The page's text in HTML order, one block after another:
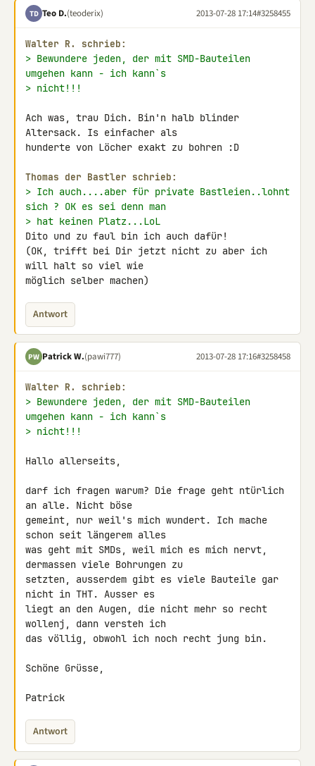
TD Teo D.(teoderix) 2013-07-28 17:14#3258455
Walter R. schrieb:
> Bewundere jeden, der mit SMD-Bauteilen
umgehen kann - ich kann`s
> nicht!!!
Ach was, trau Dich. Bin'n halb blinder
Altersack. Is einfacher als
hunderte von Löcher exakt zu bohren :D
Thomas der Bastler schrieb:
> Ich auch....aber für private Bastleien..lohnt
sich ? OK es sei denn man
> hat keinen Platz...LoL
Dito und zu faul bin ich auch dafür!
(OK, trifft bei Dir jetzt nicht zu aber ich
will halt so viel wie
möglich selber machen)
Antwort
PW Patrick W.(pawi777) 2013-07-28 17:16#3258458
Walter R. schrieb:
> Bewundere jeden, der mit SMD-Bauteilen
umgehen kann - ich kann`s
> nicht!!!
Hallo allerseits,
darf ich fragen warum? Die frage geht ntürlich
an alle. Nicht böse
gemeint, nur weil's mich wundert. Ich mache
schon seit längerem alles
was geht mit SMDs, weil mich es mich nervt,
dermassen viele Bohrungen zu
setzten, ausserdem gibt es viele Bauteile gar
nicht in THT. Ausser es
liegt an den Augen, die nicht mehr so recht
wollenj, dann versteh ich
das völlig, obwohl ich noch recht jung bin.
Schöne Grüsse,
Patrick
Antwort